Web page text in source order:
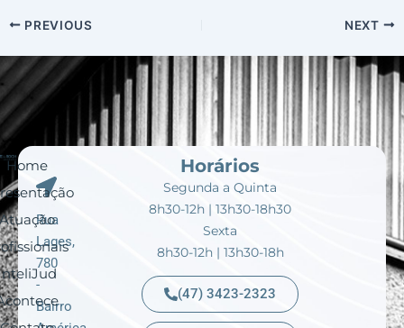
PREVIOUS NEXT
Rua
Lages,
780
-
Bairro
Home
Atuação
Horários
Segunda a Quinta
8h30-12h | 13h30-18h30
Sexta
8h30-12h | 13h30-18h
(47) 3423-2323